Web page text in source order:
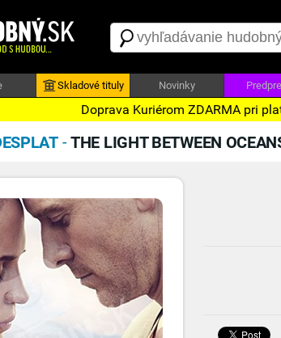
Skladové tituly Novinky
Doprava Kuriérom ZDARMA pri
-THE LIGHT BETWEEN